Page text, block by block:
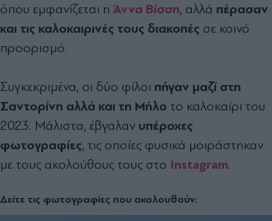
όπου εμφανίζεται η Άννα Βίσση, αλλά πέρασαν
και τις καλοκαιρινές τους διακοπές σε κοινό
προορισμό.
Συγκεκριμένα, οι δύο φίλοι πήγαν μαζί στη
Σαντορίνη αλλά και τη Μήλο το καλοκαίρι του
2023. Μάλιστα, έβγαλαν υπέροχες
φωτογραφίες, τις οποίες φυσικά μοιράστηκαν
με τους ακολούθους τους στο Instagram.
Δείτε τις φωτογραφίες που ακολουθούν: